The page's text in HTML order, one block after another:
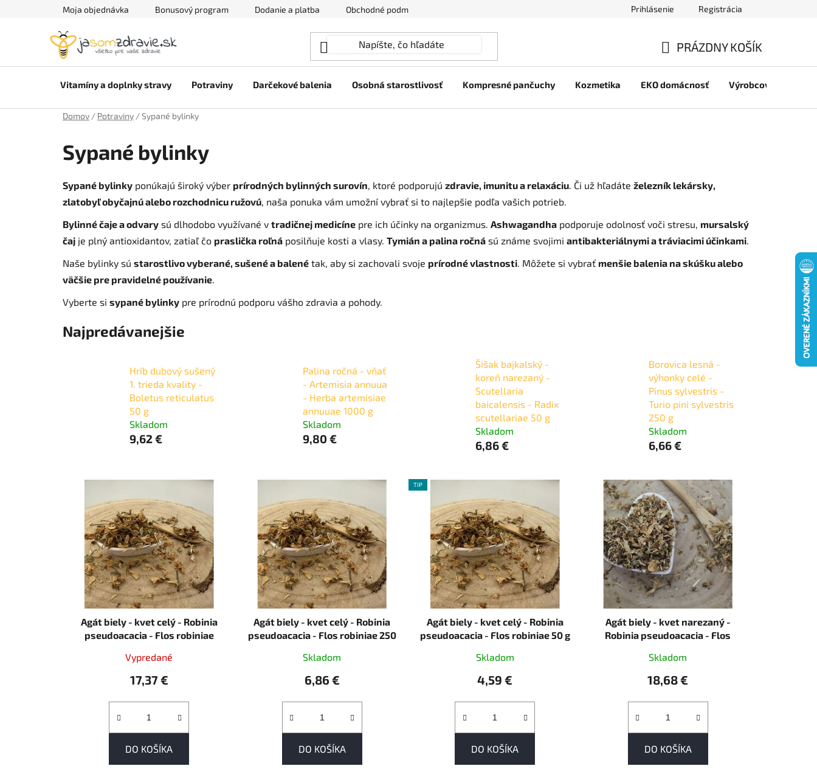
Moja objednávka Bonusový program Dodanie a platba Obchodné podmienky Prihlásenie Registrácia
KOŠÍK
PRÁZDNY KOŠÍK
Vitamíny a doplnky stravy Potraviny Darčekové balenia Osobná starostlivosť Kompresné pančuchy Kozmetika EKO domácnosť Výrobcovia
Domov / Potraviny /Sypané bylinky
Sypané bylinky
Sypané bylinky ponúkajú široký výber prírodných bylinných surovín, ktoré podporujú zdravie, imunitu a relaxáciu. Či už hľadáte železník lekársky,
zlatobyľ obyčajnú alebo rozchodnicu ružovú, naša ponuka vám umožní vybrať si to najlepšie podľa vašich potrieb.
Bylinné čaje a odvary sú dlhodobo využívané v tradičnej medicíne pre ich účinky na organizmus. Ashwagandha podporuje odolnosť voči stresu, mursalský
čaj je plný antioxidantov, zatiaľ čo praslička roľná posilňuje kosti a vlasy. Tymián a palina ročná sú známe svojimi antibakteriálnymi a tráviacimi účinkami.
Naše bylinky sú starostlivo vyberané, sušené a balené tak, aby si zachovali svoje prírodné vlastnosti. Môžete si vybrať menšie balenia na skúšku alebo
väčšie pre pravidelné používanie.
Vyberte si sypané bylinky pre prírodnú podporu vášho zdravia a pohody.
Najpredávanejšie
Hríb dubový sušený
1. trieda kvality -
Boletus reticulatus
50 g
Skladom
9,62 €
Palina ročná - vňať
- Artemisia annuua
- Herba artemisiae
annuuae 1000 g
Skladom
9,80 €
Šišak bajkalský -
koreň narezaný -
Scutellaria
baicalensis - Radix
scutellariae 50 g
Skladom
6,86 €
Borovica lesná -
výhonky celé -
Pinus sylvestris -
Turio pini sylvestris
250 g
Skladom
6,66 €
Agát biely - kvet celý - Robinia
pseudoacacia - Flos robiniae
Vypredané
17,37 €
DO KOŠÍKA
Agát biely - kvet celý - Robinia
pseudoacacia - Flos robiniae 250
Skladom
6,86 €
DO KOŠÍKA
TIP
Agát biely - kvet celý - Robinia
pseudoacacia - Flos robiniae 50 g
Skladom
4,59 €
DO KOŠÍKA
Agát biely - kvet narezaný -
Robinia pseudoacacia - Flos
Skladom
18,68 €
DO KOŠÍKA